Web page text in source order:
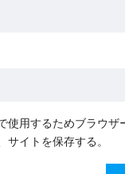
使用するためブラウザ
サイトを保存する。